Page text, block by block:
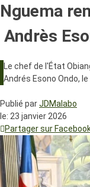
Nguema
Andrès
Le chef de l'État
Andrés Esono Ondo,
Publié parJDMalabo
le: 23 janvier 2026
Partager sur